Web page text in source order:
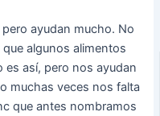
ayudan mucho. No
algunos alimentos
es así, pero nos ayudan
muchas veces nos falta
que antes nombramos